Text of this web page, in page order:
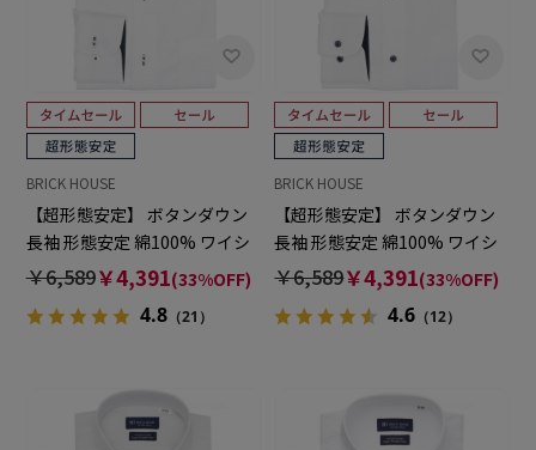
BRICK HOUSE
【超形態安定】 ボタンダウン
長袖 形態安定 綿100% ワイシ
ャツ
￥6,589￥4,391(33%OFF)
4.8（21）
BRICK HOUSE
【超形態安定】 ボタンダウン
長袖 形態安定 綿100% ワイシ
ャツ
￥6,589￥4,391(33%OFF)
4.6 （12）